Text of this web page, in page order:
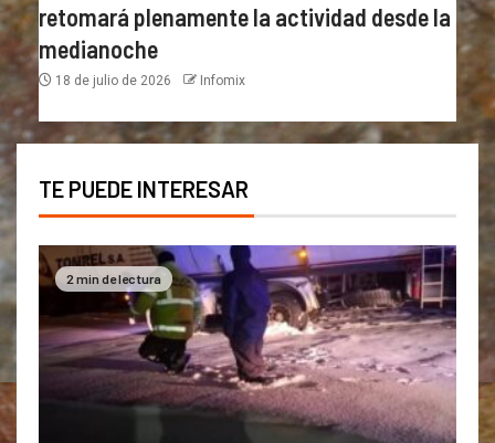
retomará plenamente la actividad desde la
medianoche
18 de julio de 2026 Infomix
TE PUEDE INTERESAR
2 min de lectura